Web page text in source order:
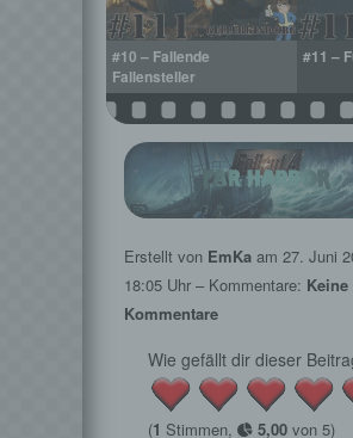
#10 – Fallende
Fallensteller
#11 –
Erstellt von EmKa am 27. Juni
18:05 Uhr – Kommentare: Keine
Kommentare
Wie gefällt dir dieser
(1 Stimmen, 5,00 von 5)